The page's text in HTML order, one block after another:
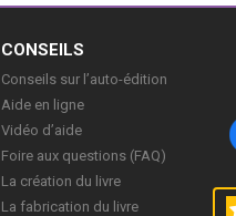
CONSEILS
Conseils sur l’auto-édition
Aide en ligne
Vidéo d’aide
Foire aux questions (FAQ)
La création du livre
La fabrication du livre